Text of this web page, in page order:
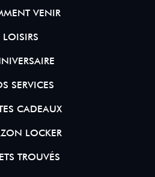
VENIR
LOISIRS
SERVICES
CADEAUX
LOCKER
TROUVÉS